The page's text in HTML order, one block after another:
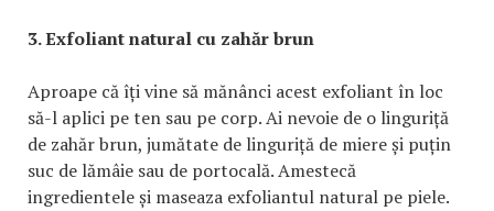
3. Exfoliant natural cu zahăr brun
Aproape că îți vine să mănânci acest exfoliant în loc
să-l aplici pe ten sau pe corp. Ai nevoie de o linguriță
de zahăr brun, jumătate de linguriță de miere și puțin
suc de lămâie sau de portocală. Amestecă
ingredientele și maseaza exfoliantul natural pe piele.